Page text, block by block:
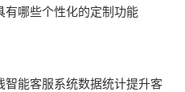
有哪些个性化的定制功能
智能客服系统数据统计提升客